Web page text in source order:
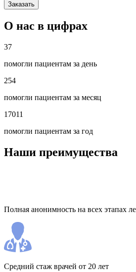
Заказать
О нас в цифрах
37
помогли пациентам за день
254
помогли пациентам за месяц
17011
помогли пациентам за год
Наши преимущества
Полная анонимность на всех этапах
Средний стаж врачей от 20 лет